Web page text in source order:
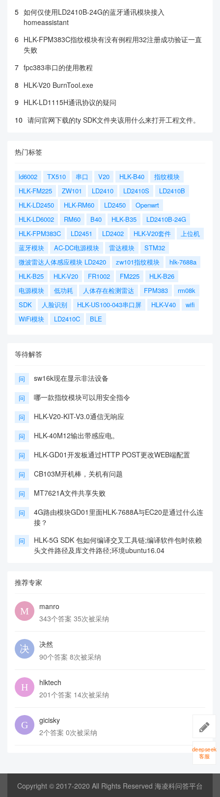
5 如何仅使用LD2410B-24G的蓝牙通讯模块接入
homeassistant
6 HLK-FPM383C指纹模块有没有例程用32注册成功验证一直
失败
7 fpc383串口的使用教程
8 HLK-V20 BurnTool.exe
9 HLK-LD1115H通讯协议的疑问
10 请问官网下载的ty SDK文件夹该用什么来打开工程文件。
热门标签
ld6002 TX510 串口 V20 HLK-B40
指纹模块
HLK-FM225
ZW101 LD2410 LD2410S
LD2410B
HLK-LD2450
HLK-RM60 LD2450
Openwrt
HLK-LD6002
RM60 B40 HLK-B35
LD2410B-24G
HLK-FPM383C
LD2451 LD2402 HLK-V20套件
上位机
蓝牙模块
AC-DC电源模块 雷达模块
STM32
微波雷达人体感应模块 LD2420
zw101指纹模块
hlk-7688a
HLK-B25
HLK-V20 FR1002 FM225
HLK-B26
电源模块
低功耗 人体存在检测雷达 FPM383
rm08k
SDK
人脸识别 HLK-US100-043串口屏 HLK-V40
wifi
WiFi模块
LD2410C BLE
等待解答
问 sw16k现在显示非法设备
问 哪一款指纹模块可以用安全指令
问 HLK-V20-KIT-V3.0通信无响应
问 HLK-40M12输出带感应电。
问 HLK-GD01开发板通过HTTP POST更改WEB端配置
问 CB103M开机棒，关机有问题
问 MT7621A文件共享失败
问
4G路由模块GD01里面HLK-7688A与EC20是通过什么连
接？
问
HLK-5G SDK 包如何编译交叉工具链;编译软件包时依赖
头文件路径及库文件路径;环境ubuntu16.04
推荐专家
manro
343个答案 35次被采纳
决然
90个答案 8次被采纳
hlktech
201个答案 14次被采纳
gicisky
2个答案 0次被采纳
Copyright © 2017-2020 All Rights Reserved 海凌科问答平台
deepseek
客服